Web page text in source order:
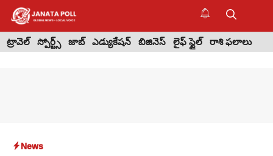
Skip
content
ట్రావెల్ స్పోర్ట్స్ జాబ్ ఎడ్యుకేషన్ బిజినెస్ లైఫ్ స్టైల్ రాశి ఫలాలు
News